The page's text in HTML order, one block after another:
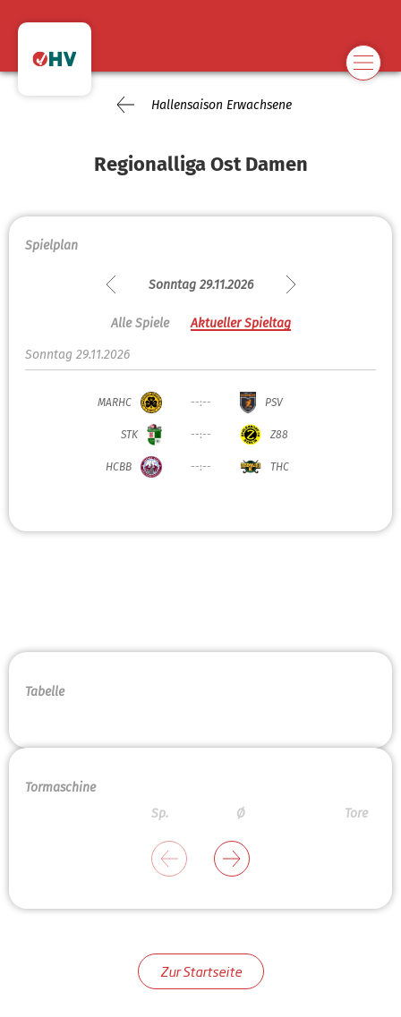
Hallensaison Erwachsene
Regionalliga Ost Damen
Spielplan
Sonntag 29.11.2026
Alle Spiele Aktueller Spieltag
Sonntag 29.11.2026
MARHC --:-- PSV
STK --:-- Z88
HCBB --:-- THC
Tabelle
Tormaschine
Sp.
Ø Tore
Zur Startseite